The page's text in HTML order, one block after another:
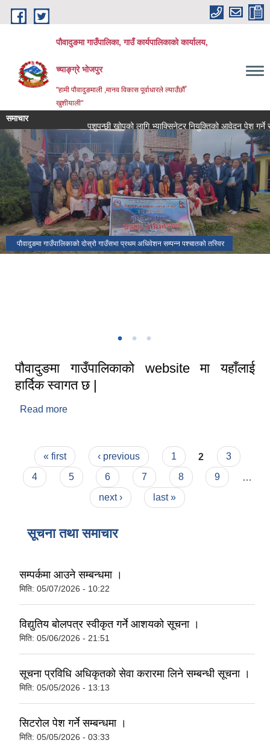
Skip to main content
पौवादुङमा गाउँपालिका, गाउँ कार्यपालिकाको कार्यालय,
च्याङ्ग्रे भोजपुर
"हामी पौवादुङमाली ,मानव विकास पूर्वाधारले ल्याउँछौँ
खुशीयाली"
समाचार
पशुपन्छी खोपको लागि भ्याक्सिनेटर नियुक्तिको आवेदन पेश गर्ने सम्बन्धि
पौवादुङमा गाउँपालिकाको दोस्रो गाउँसभा प्रथम अधिवेशन सम्पन्न पश्चातको तस्विर
च्याङ्ग्रे पोखरी।
पौवादुङमा गाउँपालिकाको website मा यहाँलाई
हार्दिक स्वागत छ |
Read more
Pages
« first ‹ previous 1 2
3
4
5 6 7 8 9
next ›
last »
सूचना तथा समाचार
सम्पर्कमा आउने सम्बन्धमा ।
मिति: 05/07/2026 - 10:22
विद्युतिय बोलपत्र स्वीकृत गर्ने आशयको सूचना ।
मिति: 05/06/2026 - 21:51
सूचना प्रविधि अधिकृतको सेवा करारमा लिने सम्बन्धी सूचना ।
मिति: 05/05/2026 - 13:13
सिटरोल पेश गर्ने सम्बन्धमा ।
मिति: 05/05/2026 - 03:33